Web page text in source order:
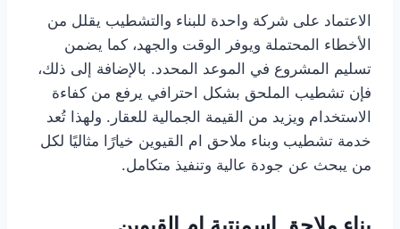
الاعتماد على شركة واحدة للبناء والتشطيب يقلل من
الأخطاء المحتملة ويوفر الوقت والجهد، كما يضمن
تسليم المشروع في الموعد المحدد. بالإضافة إلى ذلك،
فإن تشطيب الملحق بشكل احترافي يرفع من كفاءة
الاستخدام ويزيد من القيمة الجمالية للعقار. ولهذا تُعد
خدمة تشطيب وبناء ملاحق ام القيوين خيارًا مثاليًا لكل
من يبحث عن جودة عالية وتنفيذ متكامل.